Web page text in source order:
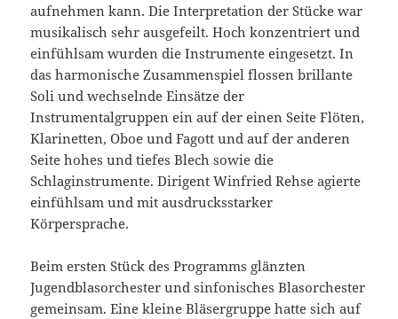
aufnehmen kann. Die Interpretation der Stücke war
musikalisch sehr ausgefeilt. Hoch konzentriert und
einfühlsam wurden die Instrumente eingesetzt. In
das harmonische Zusammenspiel flossen brillante
Soli und wechselnde Einsätze der
Instrumentalgruppen ein auf der einen Seite Flöten,
Klarinetten, Oboe und Fagott und auf der anderen
Seite hohes und tiefes Blech sowie die
Schlaginstrumente. Dirigent Winfried Rehse agierte
einfühlsam und mit ausdrucksstarker
Körpersprache.
Beim ersten Stück des Programms glänzten
Jugendblasorchester und sinfonisches Blasorchester
gemeinsam. Eine kleine Bläsergruppe hatte sich auf